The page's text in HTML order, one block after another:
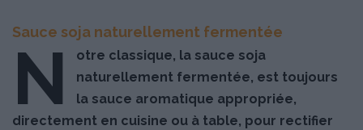
Sauce soja naturellement fermentée
N
otre classique, la sauce soja
naturellement fermentée, est toujours
la sauce aromatique appropriée,
directement en cuisine ou à table, pour rectifier